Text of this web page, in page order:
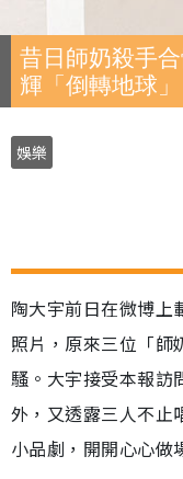
昔日師奶殺手
輝「倒轉地球」
娛樂
陶大宇前日在微博上
照片，原來三位「師
騷。大宇接受本報訪
外，又透露三人不止
小品劇，開開心心做